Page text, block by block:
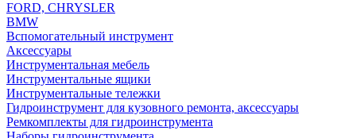
FORD, CHRYSLER
BMW
Вспомогательный инструмент
Аксессуары
Инструментальная мебель
Инструментальные ящики
Инструментальные тележки
Гидроинструмент для кузовного ремонта, аксессуары
Ремкомплекты для гидроинструмента